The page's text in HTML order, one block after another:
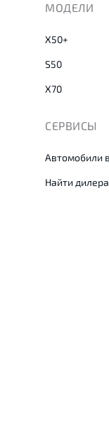
МОДЕЛИ
X50+
S50
X70
СЕРВИСЫ
Автомобили
Найти дилера